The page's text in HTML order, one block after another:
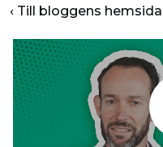
‹ Till bloggens hemsida